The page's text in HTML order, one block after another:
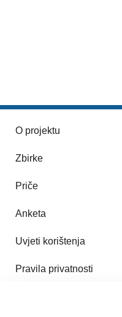
O projektu
Zbirke
Priče
Anketa
Uvjeti korištenja
Pravila privatnosti